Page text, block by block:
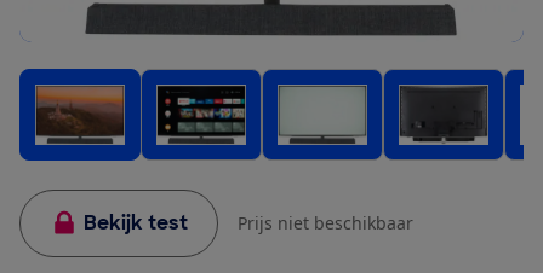
Bekijk test Prijs niet beschikbaar